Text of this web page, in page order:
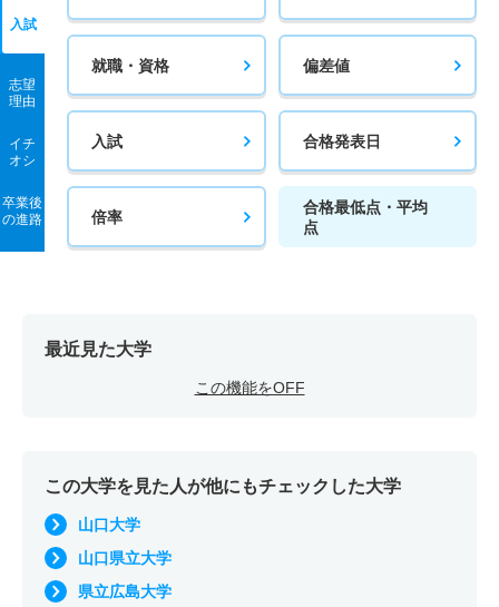
入試
志望
理由
イチ
オシ
卒業後
の進路
就職・資格 偏差値
入試 合格発表日
倍率
合格最低点・平均
点
最近見た大学
この機能をOFF
この大学を見た人が他にもチェックした大学
山口大学
山口県立大学
県立広島大学